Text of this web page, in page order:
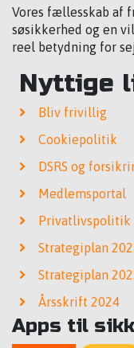
Vores fællesskab af
søsikkerhed og en
reel betydning for
Nyttige
Bliv frivillig
Cookiepolitik
DSRS og
Medlemsportal
Privatlivspolitik
Strategiplan
Strategiplan
Årsskrift 2024
Apps til